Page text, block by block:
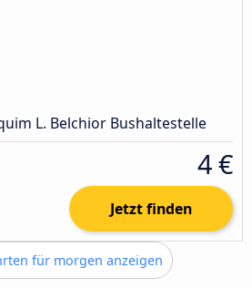
L. Belchior Bushaltestelle
4 €
Jetzt finden
für morgen anzeigen